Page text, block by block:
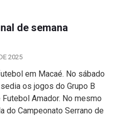
de semana
2025
em Macaé. No sábado
os jogos do Grupo B
Amador. No mesmo
do Campeonato Serrano de